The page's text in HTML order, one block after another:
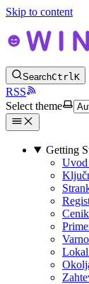
Skip to content
SearchCtrlK
RSS
Select theme
Getting
Cenik